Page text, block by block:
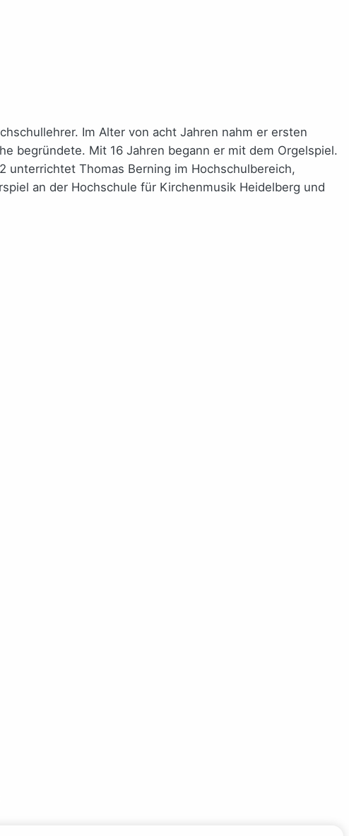
Im Alter von acht Jahren nahm er ersten
begründete. Mit 16 Jahren begann er mit dem Orgelspiel.
unterrichtet Thomas Berning im Hochschulbereich,
an der Hochschule für Kirchenmusik Heidelberg und